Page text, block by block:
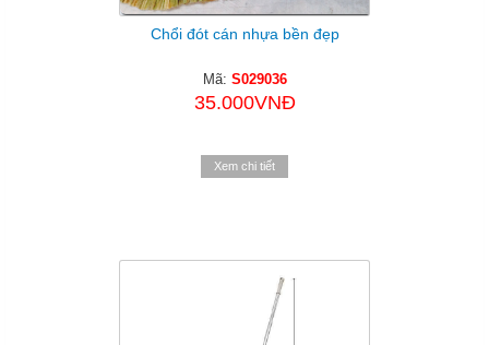
Chổi đót cán nhựa bền đẹp
Mã: S029036
35.000VNĐ
Xem chi tiết